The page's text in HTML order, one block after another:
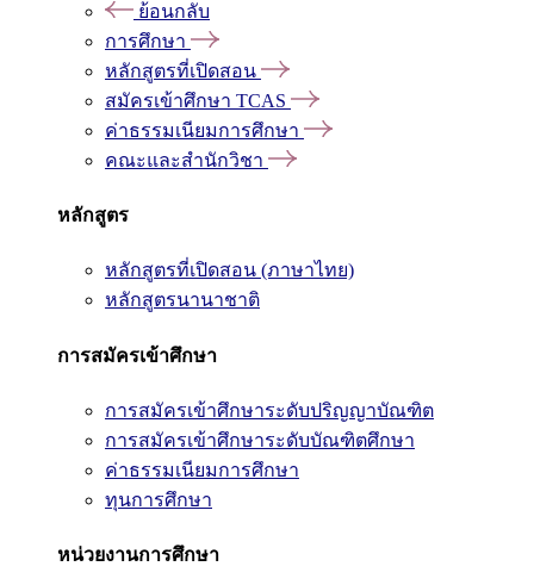
ย้อนกลับ
การศึกษา
หลักสูตรที่เปิดสอน
สมัครเข้าศึกษา TCAS
ค่าธรรมเนียมการศึกษา
คณะและสำนักวิชา
หลักสูตร
หลักสูตรที่เปิดสอน (ภาษาไทย)
หลักสูตรนานาชาติ
การสมัครเข้าศึกษา
การสมัครเข้าศึกษาระดับปริญญาบัณฑิต
การสมัครเข้าศึกษาระดับบัณฑิตศึกษา
ค่าธรรมเนียมการศึกษา
ทุนการศึกษา
หน่วยงานการศึกษา